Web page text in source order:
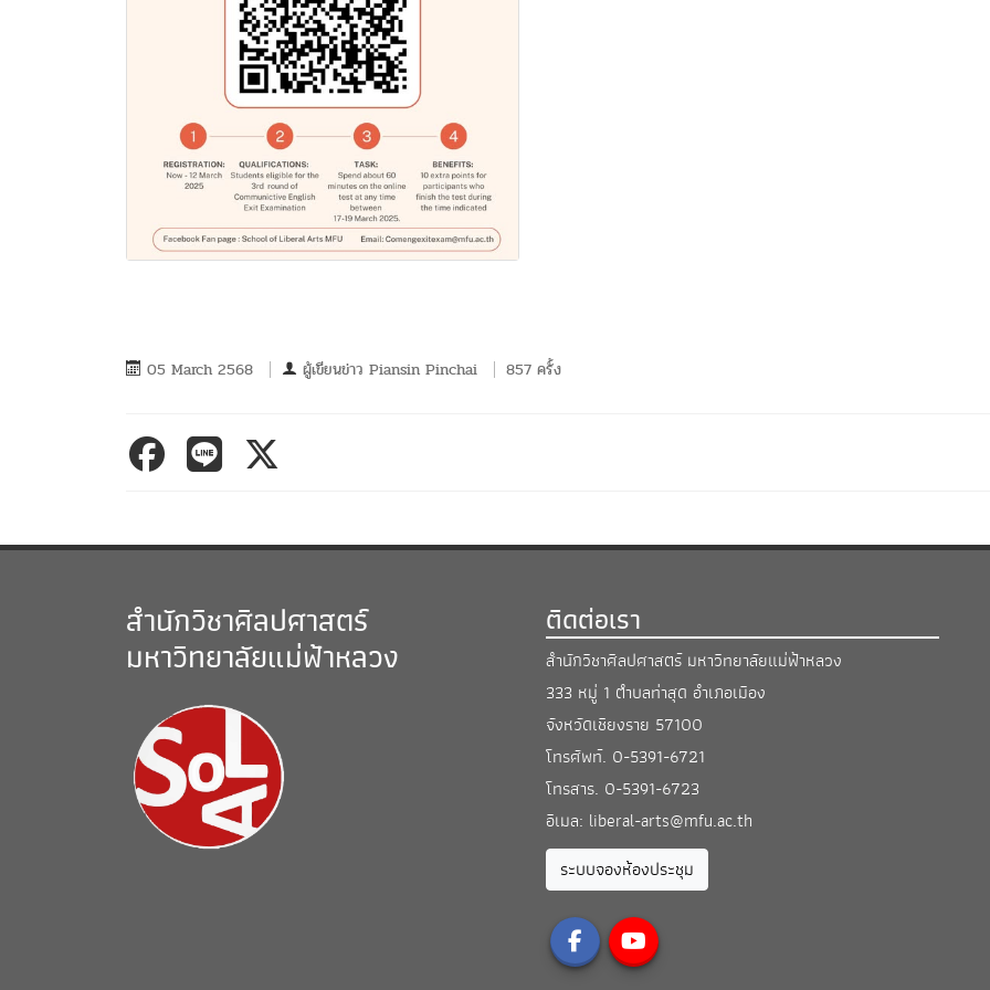
05 March 2568 ผู้เขียนข่าว Piansin Pinchai 857 ครั้ง
สำนักวิชาศิลปศาสตร์
มหาวิทยาลัยแม่ฟ้าหลวง
ติดต่อเรา
สำนักวิชาศิลปศาสตร์ มหาวิทยาลัยแม่ฟ้าหลวง
333 หมู่ 1 ตำบลท่าสุด อำเภอเมือง
จังหวัดเชียงราย 57100
โทรศัพท์. 0-5391-6721
โทรสาร. 0-5391-6723
อีเมล: liberal-arts@mfu.ac.th
ระบบจองห้องประชุม